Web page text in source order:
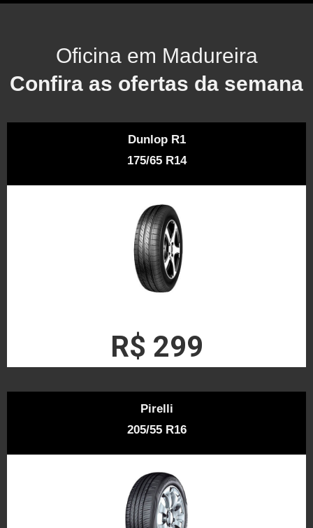
Oficina em Madureira
Confira as ofertas da semana
Dunlop R1
175/65 R14
R$ 299
Pirelli
205/55 R16